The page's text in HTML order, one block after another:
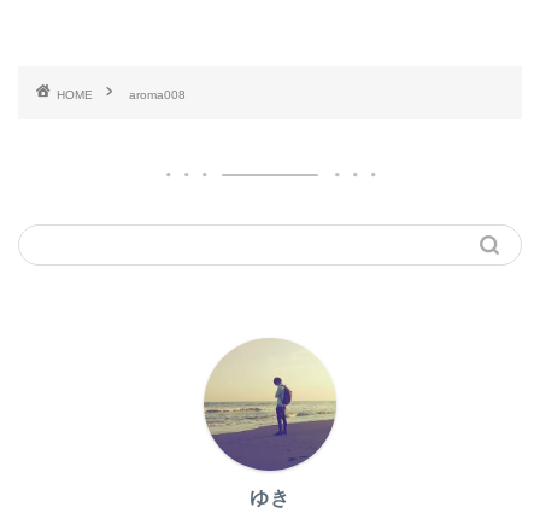
HOME aroma008
ゆき